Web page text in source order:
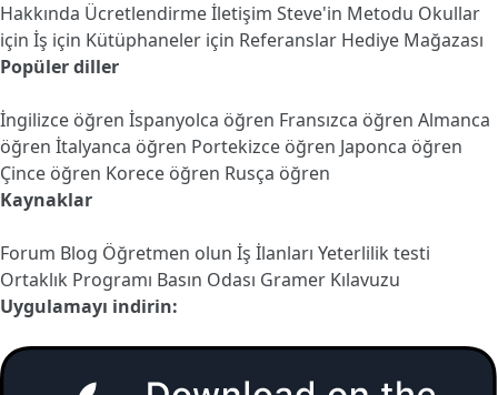
Hakkında Ücretlendirmeİletişim Steve'in Metodu Okullar
için İş için Kütüphaneler için Referanslar Hediye Mağazası
Popüler diller
İngilizce öğren İspanyolca öğren Fransızca öğren Almanca
öğren İtalyanca öğren Portekizce öğren Japonca öğren
Çince öğren Korece öğren Rusça öğren
Kaynaklar
Forum Blog Öğretmen olun İş İlanları Yeterlilik testi
Ortaklık Programı Basın Odası Gramer Kılavuzu
Uygulamayı indirin: